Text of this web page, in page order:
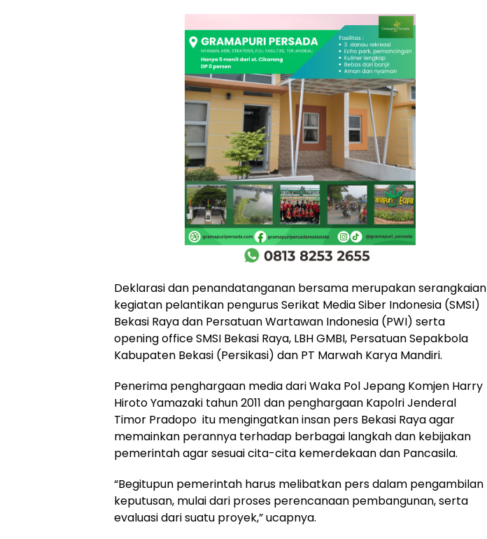
Deklarasi dan penandatanganan bersama merupakan serangkaian
kegiatan pelantikan pengurus Serikat Media Siber Indonesia (SMSI)
Bekasi Raya dan Persatuan Wartawan Indonesia (PWI) serta
opening office SMSI Bekasi Raya, LBH GMBI, Persatuan Sepakbola
Kabupaten Bekasi (Persikasi) dan PT Marwah Karya Mandiri.
Penerima penghargaan media dari Waka Pol Jepang Komjen Harry
Hiroto Yamazaki tahun 2011 dan penghargaan Kapolri Jenderal
Timor Pradopo itu mengingatkan insan pers Bekasi Raya agar
memainkan perannya terhadap berbagai langkah dan kebijakan
pemerintah agar sesuai cita-cita kemerdekaan dan Pancasila.
“Begitupun pemerintah harus melibatkan pers dalam pengambilan
keputusan, mulai dari proses perencanaan pembangunan, serta
evaluasi dari suatu proyek,” ucapnya.